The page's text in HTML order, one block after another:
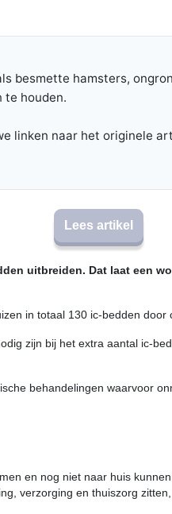
besmette hamsters,
te houden.
linken naar het originele
Lees artikel
uitbreiden. Dat laat een
in totaal 130 ic-bedden
zijn bij het extra aantal ic-
behandelingen waarvoor
en nog niet naar huis
verzorging en thuiszorg